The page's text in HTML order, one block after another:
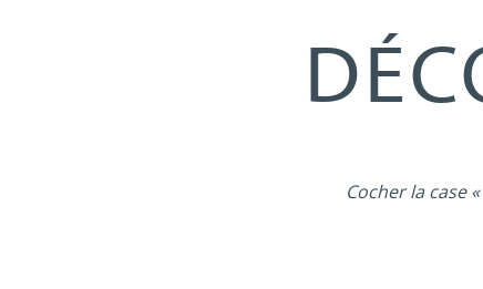
Cocher la case